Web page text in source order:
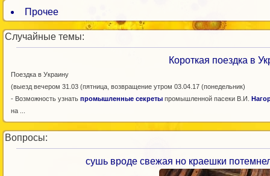
Прочее
Случайные темы:
Короткая поездка в
Поездка в Украину
(выезд вечером 31.03 (пятница, возвращение утром 03.04.17 (понедельник)
- Возможность узнать промышленные секреты промышленной пасеки В.И.
на ...
Вопросы:
сушь вроде свежая но краешки